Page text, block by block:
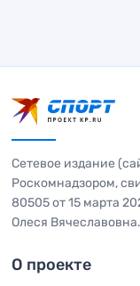
Сетевое издание
Роскомнадзором,
80505 от 15 марта
Олеся Вячеславовна.
О проекте